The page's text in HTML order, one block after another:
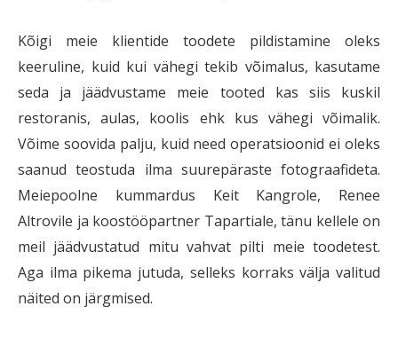
Kõigi meie klientide toodete pildistamine oleks
keeruline, kuid kui vähegi tekib võimalus, kasutame
seda ja jäädvustame meie tooted kas siis kuskil
restoranis, aulas, koolis ehk kus vähegi võimalik.
Võime soovida palju, kuid need operatsioonid ei oleks
saanud teostuda ilma suurepäraste fotograafideta.
Meiepoolne kummardus Keit Kangrole, Renee
Altrovile ja koostööpartner Tapartiale, tänu kellele on
meil jäädvustatud mitu vahvat pilti meie toodetest.
Aga ilma pikema jutuda, selleks korraks välja valitud
näited on järgmised.